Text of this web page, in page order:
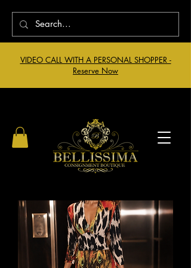
VIDEO CALL WITH A PERSONAL SHOPPER -
Reserve Now